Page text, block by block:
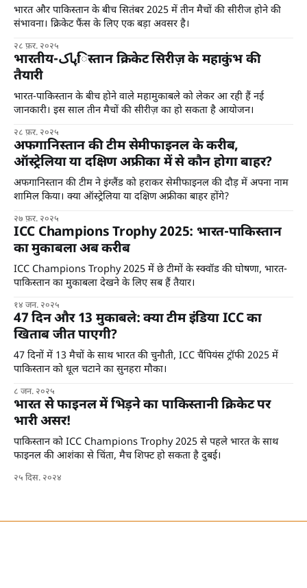
भारत और पाकिस्तान के बीच सितंबर 2025 में तीन मैचों की सीरीज होने की
संभावना। क्रिकेट फैंस के लिए एक बड़ा अवसर है।
२८ फ़र. २०२५
भारतीय-پاکिस्तान क्रिकेट सिरीज़ के महाकुंभ की
तैयारी
भारत-पाकिस्तान के बीच होने वाले महामुकाबले को लेकर आ रही हैं नई
जानकारी। इस साल तीन मैचों की सीरीज़ का हो सकता है आयोजन।
२८ फ़र. २०२५
अफगानिस्तान की टीम सेमीफाइनल के करीब,
ऑस्ट्रेलिया या दक्षिण अफ्रीका में से कौन होगा बाहर?
अफगानिस्तान की टीम ने इंग्लैंड को हराकर सेमीफाइनल की दौड़ में अपना नाम
शामिल किया। क्या ऑस्ट्रेलिया या दक्षिण अफ्रीका बाहर होंगे?
२७ फ़र. २०२५
ICC Champions Trophy 2025: भारत-पाकिस्तान
का मुकाबला अब करीब
ICC Champions Trophy 2025 में छे टीमों के स्क्वॉड की घोषणा, भारत-
पाकिस्तान का मुकाबला देखने के लिए सब हैं तैयार।
१४ जन. २०२५
47 दिन और 13 मुकाबले: क्या टीम इंडिया ICC का
खिताब जीत पाएगी?
47 दिनों में 13 मैचों के साथ भारत की चुनौती, ICC चैंपियंस ट्रॉफी 2025 में
पाकिस्तान को धूल चटाने का सुनहरा मौका।
८ जन. २०२५
भारत से फाइनल में भिड़ने का पाकिस्तानी क्रिकेट पर
भारी असर!
पाकिस्तान को ICC Champions Trophy 2025 से पहले भारत के साथ
फाइनल की आशंका से चिंता, मैच शिफ्ट हो सकता है दुबई।
२५ दिस. २०२४